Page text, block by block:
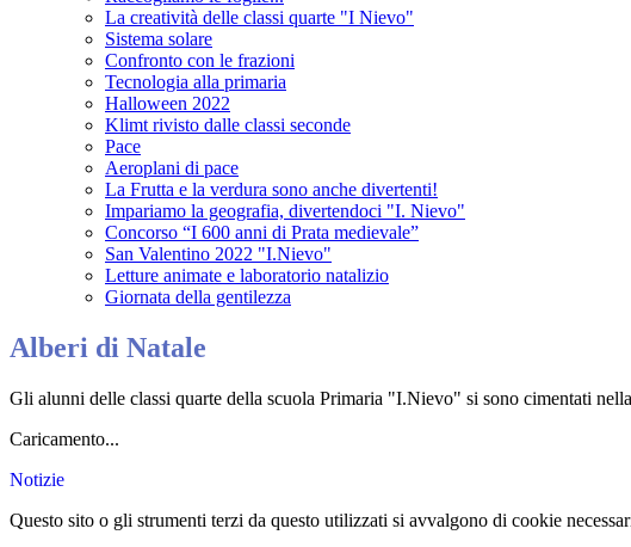
La creatività delle classi quarte "I Nievo"
Sistema solare
Confronto con le frazioni
Tecnologia alla primaria
Halloween 2022
Klimt rivisto dalle classi seconde
Pace
Aeroplani di pace
La Frutta e la verdura sono anche divertenti!
Impariamo la geografia, divertendoci "I. Nievo"
Concorso “I 600 anni di Prata medievale”
San Valentino 2022 "I.Nievo"
Letture animate e laboratorio natalizio
Giornata della gentilezza
Alberi di Natale
Gli alunni delle classi quarte della scuola Primaria "I.Nievo" si sono cimentati
Caricamento...
Notizie
Questo sito o gli strumenti terzi da questo utilizzati si avvalgono di cookie